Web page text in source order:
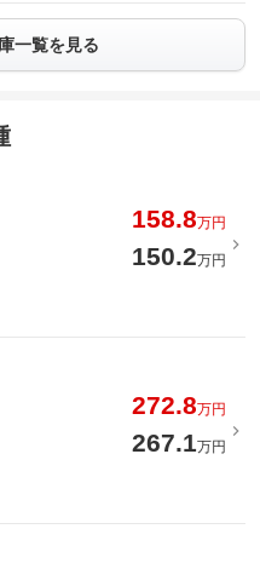
一覧を見る
158.8万円
150.2万円
272.8万円
267.1万円